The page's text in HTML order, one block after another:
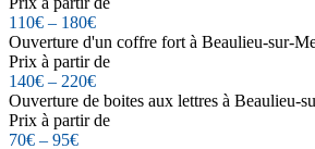
110€ – 180€
Ouverture d'un coffre fort à Beaulieu-sur-
Prix à partir de
140€ – 220€
Ouverture de boites aux lettres à Beaulieu-
Prix à partir de
70€ – 95€